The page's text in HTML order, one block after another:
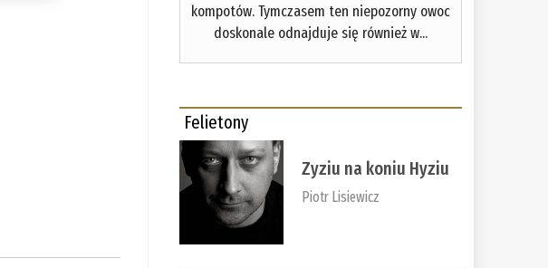
kompotów. Tymczasem ten niepozorny owoc
doskonale odnajduje się również w...
Felietony
Zyziu na koniu Hyziu
Piotr Lisiewicz